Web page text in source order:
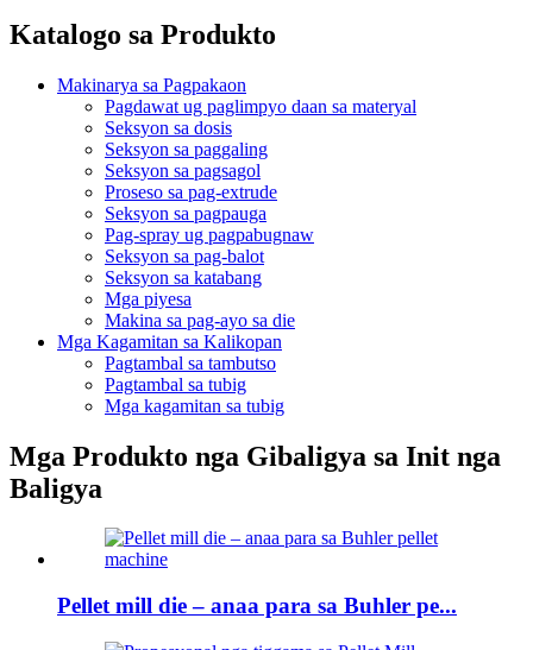
Katalogo sa Produkto
Makinarya sa Pagpakaon
Pagdawat ug paglimpyo daan sa materyal
Seksyon sa dosis
Seksyon sa paggaling
Seksyon sa pagsagol
Proseso sa pag-extrude
Seksyon sa pagpauga
Pag-spray ug pagpabugnaw
Seksyon sa pag-balot
Seksyon sa katabang
Mga piyesa
Makina sa pag-ayo sa die
Mga Kagamitan sa Kalikopan
Pagtambal sa tambutso
Pagtambal sa tubig
Mga kagamitan sa tubig
Mga Produkto nga Gibaligya sa Init nga
Baligya
Pellet mill die – anaa para sa Buhler pe...